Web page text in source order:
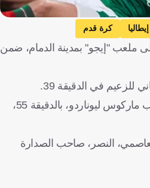
إيطاليا كرة قدم
ملعب "إيجو" بمدينة الدمام، ضمن
وفي الشوط الثاني، سجل روبن نيفيز الهدف الثالث من ركلة جزاء بالدقيقة 48، وحمل الهدف الرابع توقيع اللاعب ماركوس ليوناردو، بالدقيقة 55،
العاصمي، النصر، صاحب الصدارة